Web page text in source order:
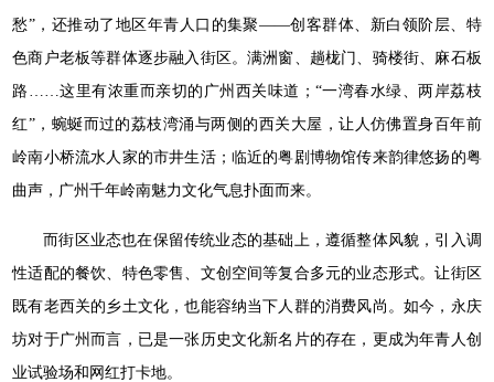
愁”，还推动了地区年青人口的集聚——创客群体、新白领阶层、特
色商户老板等群体逐步融入街区。满洲窗、趟栊门、骑楼街、麻石板
路……这里有浓重而亲切的广州西关味道；“一湾春水绿、两岸荔枝
红”，蜿蜒而过的荔枝湾涌与两侧的西关大屋，让人仿佛置身百年前
岭南小桥流水人家的市井生活；临近的粤剧博物馆传来韵律悠扬的粤
曲声，广州千年岭南魅力文化气息扑面而来。
而街区业态也在保留传统业态的基础上，遵循整体风貌，引入调
性适配的餐饮、特色零售、文创空间等复合多元的业态形式。让街区
既有老西关的乡土文化，也能容纳当下人群的消费风尚。如今，永庆
坊对于广州而言，已是一张历史文化新名片的存在，更成为年青人创
业试验场和网红打卡地。